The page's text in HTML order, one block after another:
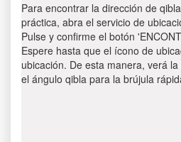
Para encontrar la dirección de
práctica, abra el servicio de
Pulse y confirme el botón
Espere hasta que el ícono de
ubicación. De esta manera, verá
el ángulo qibla para la brújula